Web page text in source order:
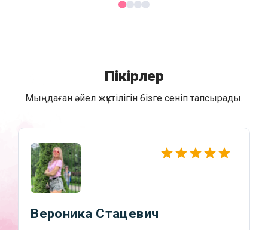
Пікірлер
Мыңдаған әйел жүктілігін бізге сеніп тапсырады.
Вероника Стацевич